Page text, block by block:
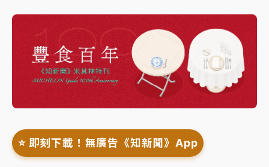
⭐️ 即刻下載！無廣告《知新聞》App